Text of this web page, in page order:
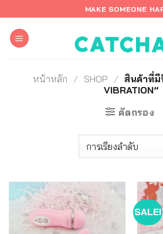
ไป
เนื้อหา
MAKE SOMEONE
หน้าหลัก / SHOP / สินค้าที่มี
VIBRATION”
คัดกรอง
SALE!